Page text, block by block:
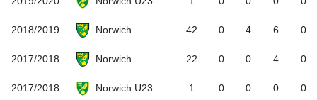
2018/2019 Norwich 42 0 4 6 0
2017/2018 Norwich 22 0 0 4 0
2017/2018 Norwich U23 1 0 0 0 0